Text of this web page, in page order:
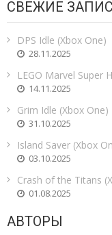
СВЕЖИЕ
DPS Idle (Xbox One)
28.11.2025
LEGO Marvel Super
14.11.2025
Grim Idle (Xbox One)
31.10.2025
Island Saver (Xbox
03.10.2025
Crash of the Titans
01.08.2025
АВТОРЫ